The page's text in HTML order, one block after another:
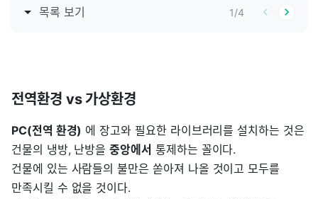
목록 보기 1/4
전역환경 vs 가상환경
PC(전역 환경) 에 장고와 필요한 라이브러리를 설치하는 것은
건물의 냉방, 난방을중앙에서 통제하는 꼴이다.
건물에 있는 사람들의 불만은 쏟아져 나올 것이고 모두를
만족시킬 수 없을 것이다.